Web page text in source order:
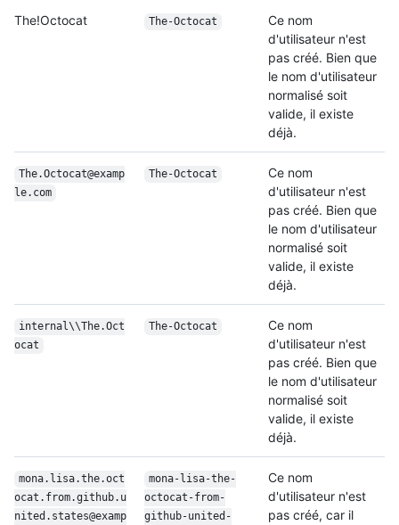
The!Octocat The-Octocat
Ce nom
d'utilisateur n'est
pas créé. Bien que
le nom d'utilisateur
normalisé soit
valide, il existe
déjà.
The.Octocat@examp
le.com
The-Octocat
Ce nom
d'utilisateur n'est
pas créé. Bien que
le nom d'utilisateur
normalisé soit
valide, il existe
déjà.
internal\\The.Oct
ocat
The-Octocat
Ce nom
d'utilisateur n'est
pas créé. Bien que
le nom d'utilisateur
normalisé soit
valide, il existe
déjà.
mona.lisa.the.oct
ocat.from.github.u
nited.states@examp
mona-lisa-the-
octocat-from-
github-united-
Ce nom
d'utilisateur n'est
pas créé, car il